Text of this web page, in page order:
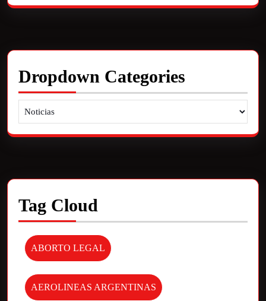
Dropdown Categories
Tag Cloud
ABORTO LEGAL
AEROLINEAS ARGENTINAS